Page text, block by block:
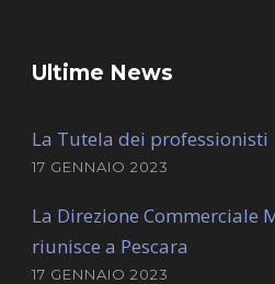
Ultime News
La Tutela dei professionisti
17 GENNAIO 2023
La Direzione Commerciale
riunisce a Pescara
17 GENNAIO 2023